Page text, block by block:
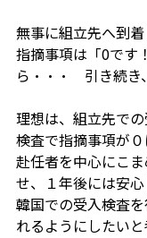
無事に組立先へ到
指摘事項は「0です
ら・・・ 引き続き
理想は、組立先で
検査で指摘事項が
赴任者を中心にこ
せ、１年後には安心
韓国での受入検査
れるようにしたいと